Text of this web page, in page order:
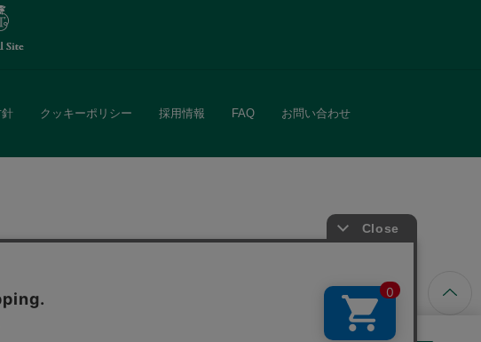
クッキーポリシー 採用情報 FAQ お問い合わせ
ンナップ。
。